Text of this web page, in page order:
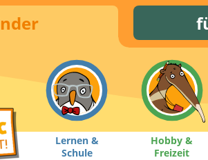
Lernen &
Schule
Hobby &
Freizeit